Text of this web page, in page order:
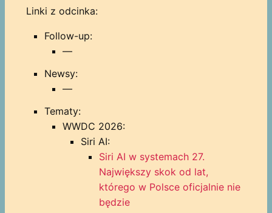
Linki z odcinka:
Follow-up:
—
Newsy:
—
Tematy:
WWDC 2026:
Siri AI:
Siri AI w systemach 27.
Największy skok od lat,
którego w Polsce oficjalnie nie
będzie